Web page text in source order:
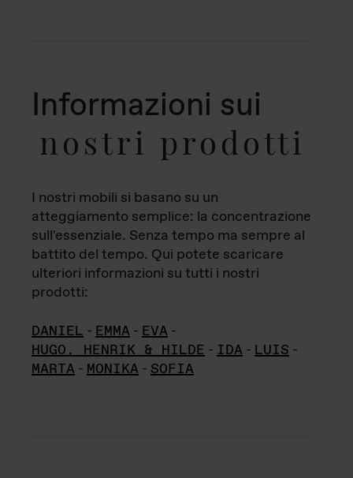
Informazioni sui
nostri prodotti
I nostri mobili si basano su un
atteggiamento semplice: la concentrazione
sull'essenziale. Senza tempo ma sempre al
battito del tempo. Qui potete scaricare
ulteriori informazioni su tutti i nostri
prodotti:
DANIEL - EMMA - EVA -
HUGO, HENRIK & HILDE - IDA - LUIS -
MARTA - MONIKA - SOFIA